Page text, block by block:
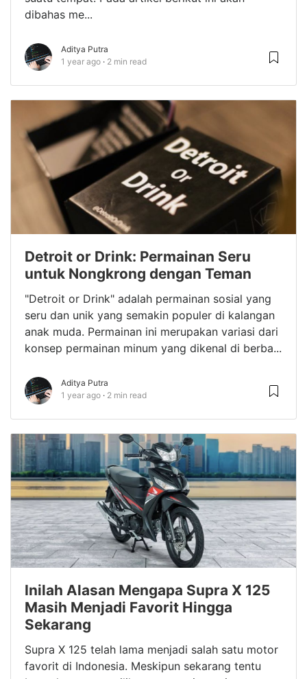
dibahas me...
Aditya Putra
1 year ago
2 min read
Detroit or Drink: Permainan Seru
untuk Nongkrong dengan Teman
"Detroit or Drink" adalah permainan sosial yang
seru dan unik yang semakin populer di kalangan
anak muda. Permainan ini merupakan variasi dari
konsep permainan minum yang dikenal di berba...
Aditya Putra
1 year ago
2 min read
Inilah Alasan Mengapa Supra X 125
Masih Menjadi Favorit Hingga
Sekarang
Supra X 125 telah lama menjadi salah satu motor
favorit di Indonesia. Meskipun sekarang tentu